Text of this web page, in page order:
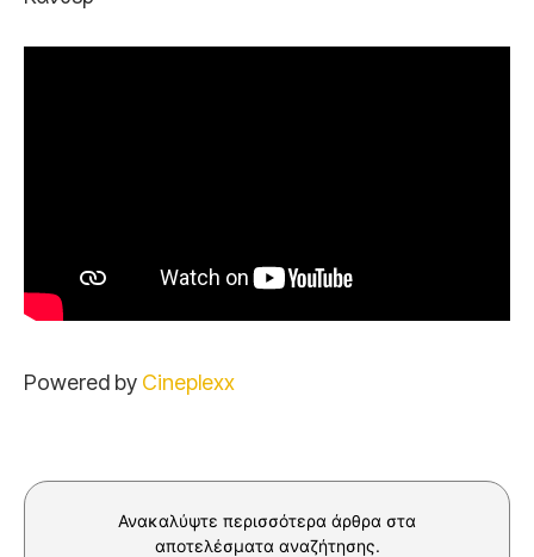
Powered by Cineplexx
Ανακαλύψτε περισσότερα άρθρα στα
αποτελέσματα αναζήτησης.